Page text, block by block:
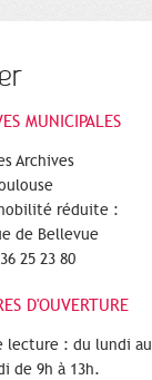
MUNICIPALES
Archives
réduite :
de Bellevue
25 23 80
D'OUVERTURE
lecture : du lundi au
de 9h à 13h.